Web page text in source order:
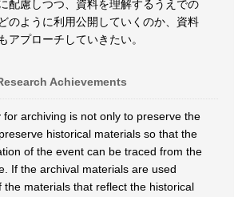
配慮しつつ、資料を理解するうえでの
のように利用公開していくのか、資料
アプローチしていきたい。
Achievements
for archiving is not only to preserve the
historical materials so that the
of the event can be traced from the
If the archival materials are used
the materials that reflect the historical